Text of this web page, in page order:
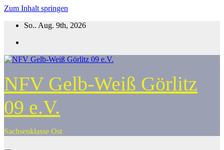
Zum Inhalt springen
So.. Aug. 9th, 2026
NFV Gelb-Weiß Görlitz
09 e.V.
Sachsenklasse Ost